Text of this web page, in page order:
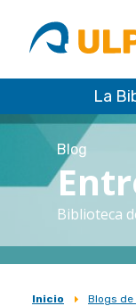
ULPGC
La
Blog
Biblioteca
Inicio Blogs de